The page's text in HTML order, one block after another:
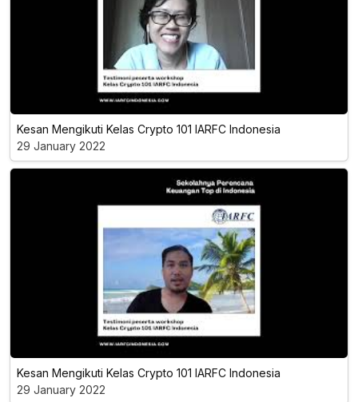
Kesan Mengikuti Kelas Crypto 101 IARFC Indonesia
29 January 2022
Kesan Mengikuti Kelas Crypto 101 IARFC Indonesia
29 January 2022